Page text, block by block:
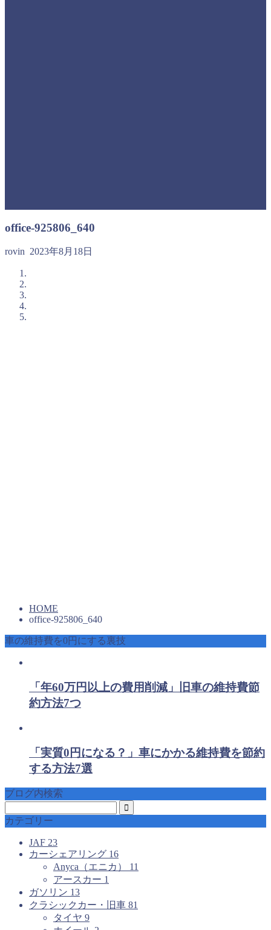
office-925806_640
rovin 2023年8月18日
HOME
office-925806_640
車の維持費を0円にする裏技
「年60万円以上の費用削減」旧車の維持費節
約方法7つ
「実質0円になる？」車にかかる維持費を節約
する方法7選
ブログ内検索
カテゴリー
JAF 23
カーシェアリング 16
Anyca（エニカ） 11
アースカー 1
ガソリン 13
クラシックカー・旧車 81
タイヤ 9